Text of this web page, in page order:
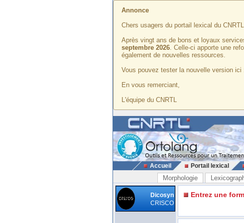
Annonce
Chers usagers du portail lexical du
Après vingt ans de bons et loyaux
septembre 2026. Celle-ci apporte une
également de nouvelles ressources.
Vous pouvez tester la nouvelle version ici
En vous remerciant,
L'équipe du CNRTL
Accueil Portail lexical
Morphologie
Dicosyn
CRISCO
Entrez une